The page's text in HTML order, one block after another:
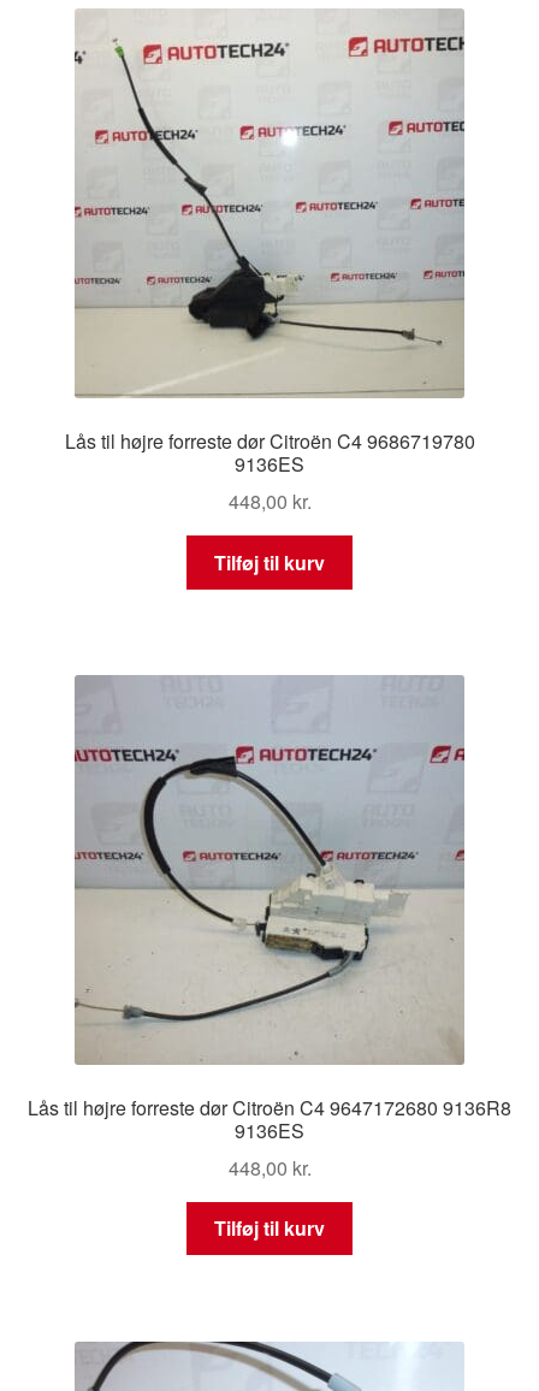
Lås til højre forreste dør Citroën C4 9686719780
9136ES
448,00 kr.
Tilføj til kurv
Lås til højre forreste dør Citroën C4 9647172680 9136R8
9136ES
448,00 kr.
Tilføj til kurv